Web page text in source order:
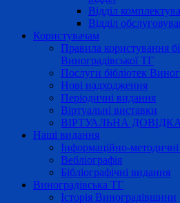
Відділ
Відділ
Користувачам
Правила користування
Виноградівської ТГ
Послуги бібліотек
Нові надходження
Періодичні видання
Віртуальні виставки
ВІРТУАЛЬНА ДОВІДКА
Наші видання
Інформаційно-методичні
Вебліографія
Бібліографічні видання
Виноградівська ТГ
Історія Виноградівщини